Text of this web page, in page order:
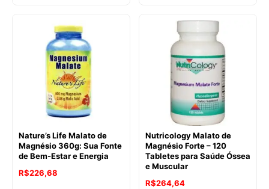
Nature’s Life Malato de
Magnésio 360g: Sua Fonte
de Bem-Estar e Energia
R$226,68
Nutricology Malato de
Magnésio Forte – 120
Tabletes para Saúde Óssea
e Muscular
R$264,64